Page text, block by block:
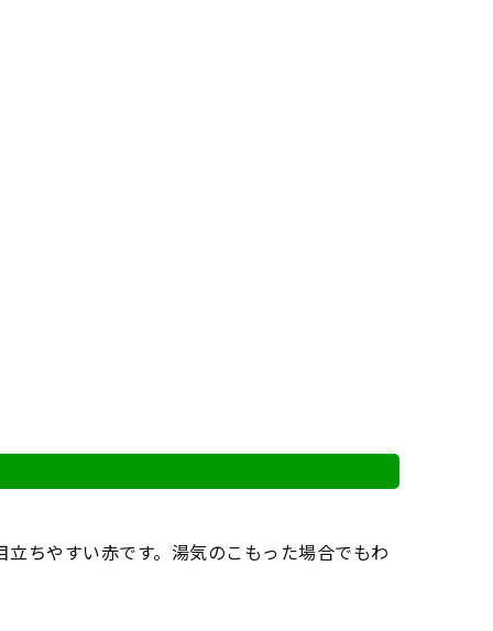
ちやすい赤です。湯気のこもった場合でもわ